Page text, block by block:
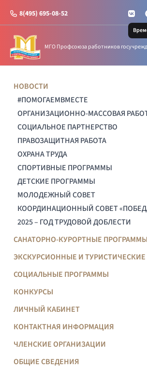
8(495) 695-08-52
МГО Профсоюза работников
НОВОСТИ
#ПОМОГАЕМВМЕСТЕ
ОРГАНИЗАЦИОННО-МАССОВАЯ
СОЦИАЛЬНОЕ ПАРТНЕРСТВО
ПРАВОЗАЩИТНАЯ РАБОТА
ОХРАНА ТРУДА
СПОРТИВНЫЕ ПРОГРАММЫ
ДЕТСКИЕ ПРОГРАММЫ
МОЛОДЕЖНЫЙ СОВЕТ
КООРДИНАЦИОННЫЙ СОВЕТ
2025 – ГОД ТРУДОВОЙ ДОБЛЕСТИ
САНАТОРНО-КУРОРТНЫЕ ПРОГРАММЫ
ЭКСКУРСИОННЫЕ И
СОЦИАЛЬНЫЕ ПРОГРАММЫ
КОНКУРСЫ
ЛИЧНЫЙ КАБИНЕТ
КОНТАКТНАЯ ИНФОРМАЦИЯ
ЧЛЕНСКИЕ ОРГАНИЗАЦИИ
ОБЩИЕ СВЕДЕНИЯ